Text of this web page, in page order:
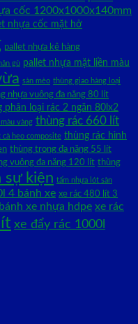
cốc 1200x1000x140mm
nhựa cốc mặt hở
pallet nhựa kê hàng
gù pallet nhựa mặt liền màu
sàn mèo thùng giao hàng loại
nhựa vuông đa năng 80 lít
phân loại rác 2 ngăn 80lx2
vàng thùng rác 660 lít
cà heo composite thùng rác hình
thùng trong đa năng 55 lít
vuông đa năng 120 lít thùng
sự kiện tấm nhựa lót sàn
4 bánh xe xe rác 480 lít 3
xe nhựa hdpe xe rác
xe đẩy rác 1000l